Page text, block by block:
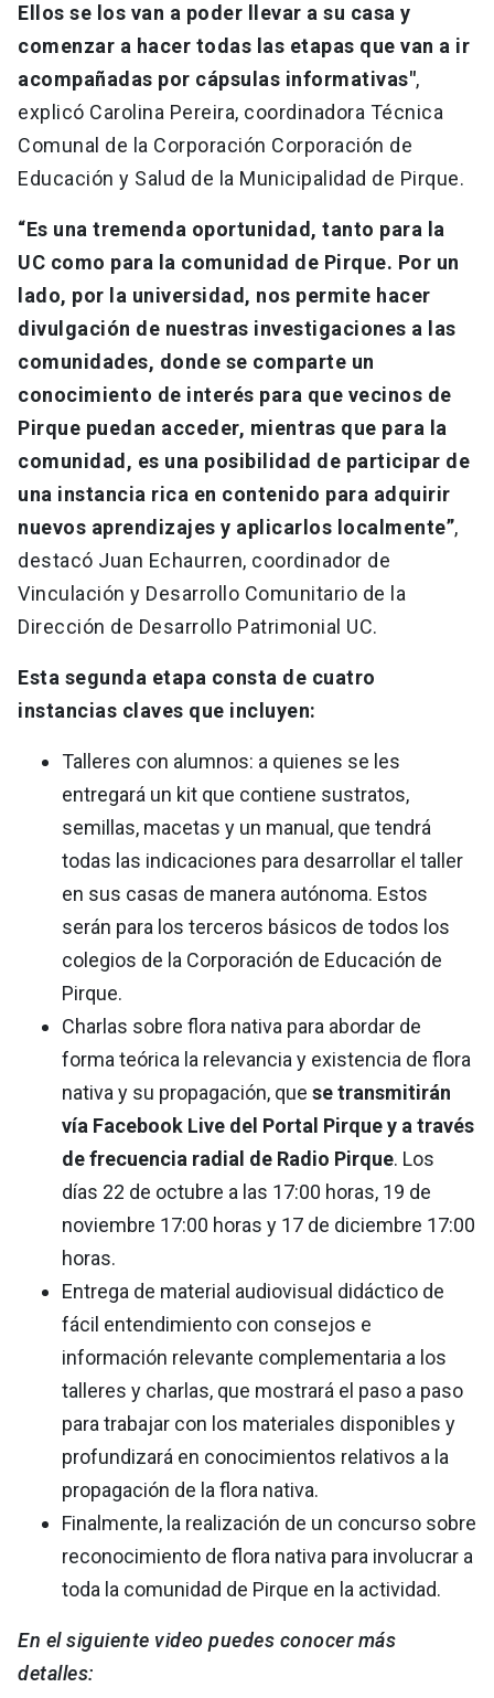
Ellos se los van a poder llevar a su casa y
comenzar a hacer todas las etapas que van a ir
acompañadas por cápsulas informativas",
explicó Carolina Pereira, coordinadora Técnica
Comunal de la Corporación Corporación de
Educación y Salud de la Municipalidad de Pirque.
“Es una tremenda oportunidad, tanto para la
UC como para la comunidad de Pirque. Por un
lado, por la universidad, nos permite hacer
divulgación de nuestras investigaciones a las
comunidades, donde se comparte un
conocimiento de interés para que vecinos de
Pirque puedan acceder, mientras que para la
comunidad, es una posibilidad de participar de
una instancia rica en contenido para adquirir
nuevos aprendizajes y aplicarlos localmente”,
destacó Juan Echaurren, coordinador de
Vinculación y Desarrollo Comunitario de la
Dirección de Desarrollo Patrimonial UC.
Esta segunda etapa consta de cuatro
instancias claves que incluyen:
Talleres con alumnos: a quienes se les
entregará un kit que contiene sustratos,
semillas, macetas y un manual, que tendrá
todas las indicaciones para desarrollar el taller
en sus casas de manera autónoma. Estos
serán para los terceros básicos de todos los
colegios de la Corporación de Educación de
Pirque.
Charlas sobre flora nativa para abordar de
forma teórica la relevancia y existencia de flora
nativa y su propagación, que se transmitirán
vía Facebook Live del Portal Pirque y a través
de frecuencia radial de Radio Pirque. Los
días 22 de octubre a las 17:00 horas, 19 de
noviembre 17:00 horas y 17 de diciembre 17:00
horas.
Entrega de material audiovisual didáctico de
fácil entendimiento con consejos e
información relevante complementaria a los
talleres y charlas, que mostrará el paso a paso
para trabajar con los materiales disponibles y
profundizará en conocimientos relativos a la
propagación de la flora nativa.
Finalmente, la realización de un concurso sobre
reconocimiento de flora nativa para involucrar a
toda la comunidad de Pirque en la actividad.
En el siguiente video puedes conocer más
detalles: